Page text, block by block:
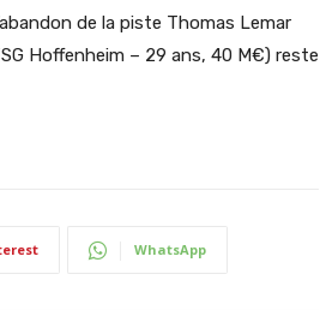
de la piste Thomas Lemar
Hoffenheim – 29 ans, 40 M€) reste
WhatsApp